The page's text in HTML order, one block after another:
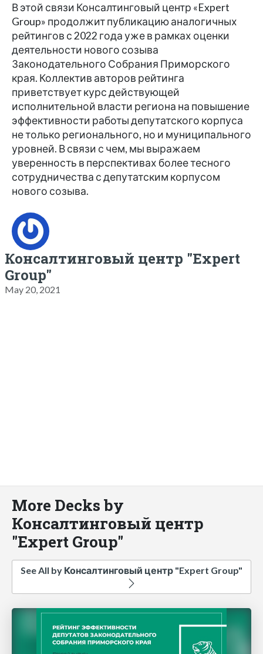
В этой связи Консалтинговый центр «Expert
Group» продолжит публикацию аналогичных
рейтингов с 2022 года уже в рамках оценки
деятельности нового созыва
Законодательного Собрания Приморского
края. Коллектив авторов рейтинга
приветствует курс действующей
исполнительной власти региона на повышение
эффективности работы депутатского корпуса
не только регионального, но и муниципального
уровней. В связи с чем, мы выражаем
уверенность в перспективах более тесного
сотрудничества с депутатским корпусом
нового созыва.
Консалтинговый центр "Expert
Group"
May 20, 2021
More Decks by
Консалтинговый центр
"Expert Group"
See All by Консалтинговый центр "Expert Group"